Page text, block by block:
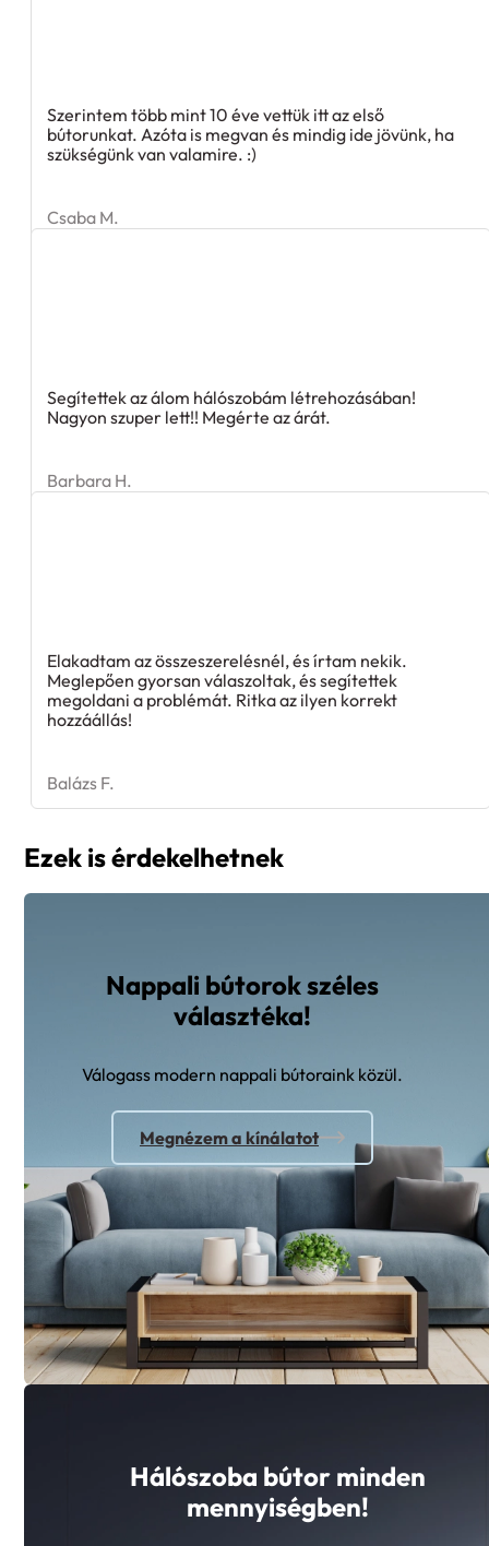
Szerintem több mint 10 éve vettük itt az első
bútorunkat. Azóta is megvan és mindig ide jövünk, ha
szükségünk van valamire. :)
Csaba M.
Segítettek az álom hálószobám létrehozásában!
Nagyon szuper lett!! Megérte az árát.
Barbara H.
Elakadtam az összeszerelésnél, és írtam nekik.
Meglepően gyorsan válaszoltak, és segítettek
megoldani a problémát. Ritka az ilyen korrekt
hozzáállás!
Balázs F.
Ezek is érdekelhetnek
Nappali bútorok széles
választéka!
Válogass modern nappali bútoraink közül.
Megnézem a kínálatot
Hálószoba bútor minden
mennyiségben!